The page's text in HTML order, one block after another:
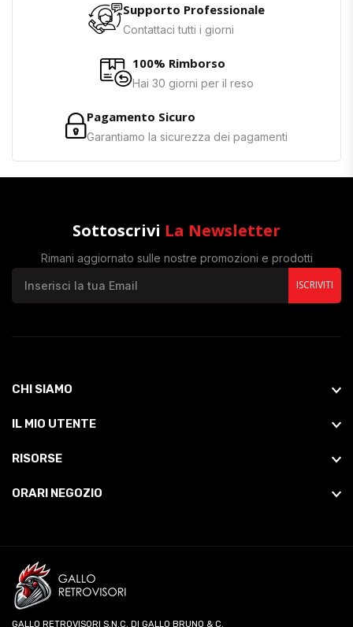
Supporto Professionale
Contattaci tutti i giorni
100% Rimborso
Hai 30 giorni per il reso
Pagamento Sicuro
Garantiamo la sicurezza dei pagamenti
Sottoscrivi La Newsletter
Rimani aggiornato sulle nostre promozioni e prodotti
ISCRIVITI
CHI SIAMO
IL MIO UTENTE
RISORSE
ORARI NEGOZIO
GALLO RETROVISORI S.N.C. DI GALLO BRUNO & C.